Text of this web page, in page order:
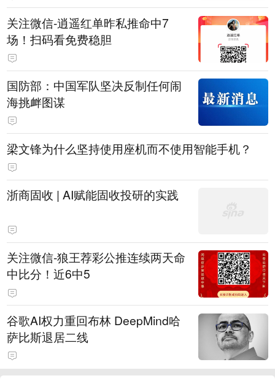
关注微信-逍遥红单昨私推命中7
场！扫码看免费稳胆
国防部：中国军队坚决反制任何闹
海挑衅图谋
梁文锋为什么坚持使用座机而不使用智能手机？
浙商固收 | AI赋能固收投研的实践
关注微信-狼王荐彩公推连续两天命
中比分！近6中5
谷歌AI权力重回布林 DeepMind哈
萨比斯退居二线